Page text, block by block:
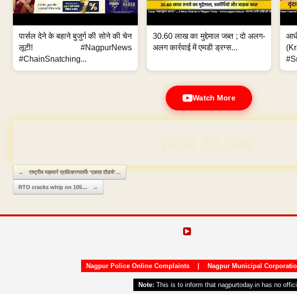
पार्सल देने के बहाने बुजुर्ग की सोने की चेन
लूटी! #NagpurNews
#ChainSnatching...
30.60 लाख का मुद्देमाल जब्त ; दो अलग-
अलग कार्रवाई में एमडी ड्रग्स...
Watch More
Post navigation
← राष्‍ट्रीय महामार्ग प्राधिकरणातर्फे ‘एकता दौडचे’…
RTO cracks whip on 105… →
Nagpur Police Online Complaints| Nagpur Municipal
Note: This is to inform that nagpurtoday.in has no